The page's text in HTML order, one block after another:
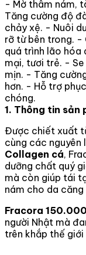
- Mờ thâm nám,
Tăng cường độ
chảy xệ. - Nuôi
rỡ từ bên trong. -
quá trình lão hóa
mại, tươi trẻ. -
mịn. - Tăng
hơn. - Hỗ trợ
chóng.
1. Thông tin sản
Được chiết xuất
cùng các nguyên
Collagen cá,
dưỡng chất quý
mà còn giúp tái
nám cho da căng
Fracora
người Nhật mà
trên khắp thế giới